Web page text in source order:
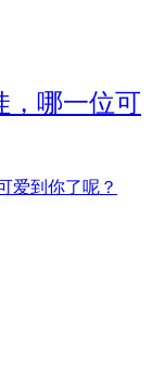
，哪一位可
爱到你了呢？